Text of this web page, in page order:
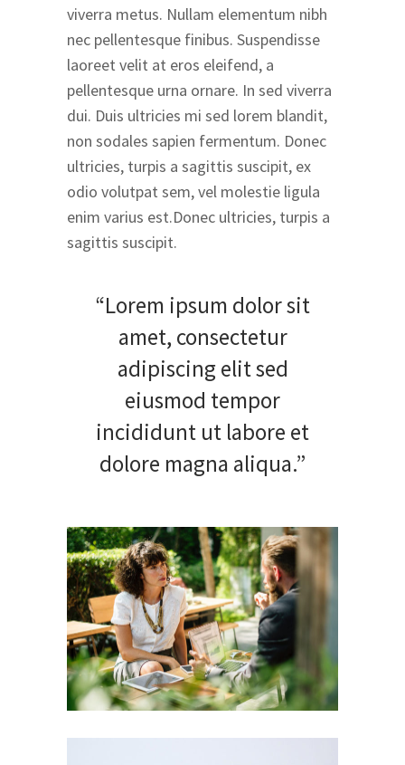
viverra metus. Nullam elementum nibh
nec pellentesque finibus. Suspendisse
laoreet velit at eros eleifend, a
pellentesque urna ornare. In sed viverra
dui. Duis ultricies mi sed lorem blandit,
non sodales sapien fermentum. Donec
ultricies, turpis a sagittis suscipit, ex
odio volutpat sem, vel molestie ligula
enim varius est.Donec ultricies, turpis a
sagittis suscipit.
“Lorem ipsum dolor sit
amet, consectetur
adipiscing elit sed
eiusmod tempor
incididunt ut labore et
dolore magna aliqua.”